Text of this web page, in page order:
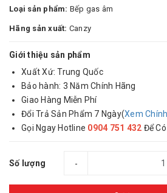
Loại sản phẩm: Bếp gas âm
Hãng sản xuất: Canzy
Giới thiệu sản phẩm
Xuất Xứ: Trung Quốc
Bảo hành: 3 Năm Chính Hãng
Giao Hàng Miễn Phí
Đổi Trả Sản Phẩm 7 Ngày(Xem
Gọi Ngay Hotline 0904 751 432 Để
Số lượng -